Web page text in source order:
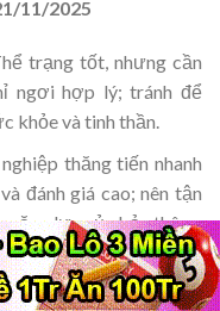
11/2025
trạng tốt, nhưng cần
ngơi hợp lý; tránh để
khỏe và tinh thần.
thăng tiến nhanh
đánh giá cao; nên tận
năng lực của bản thân.
bằng giữa công việc
nghiệp làm ảnh hưởng